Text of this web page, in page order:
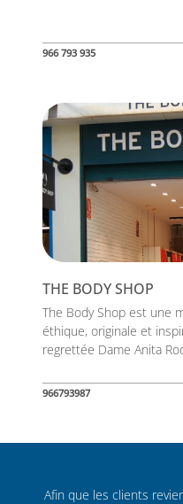
966 793 935
THE BODY SHOP
The Body Shop est une
éthique, originale et
regrettée Dame Anita
966793987
Afin que les clients